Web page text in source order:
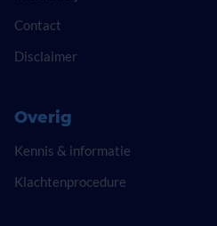
Contact
Disclaimer
Overig
Kennis & informatie
Klachtenprocedure